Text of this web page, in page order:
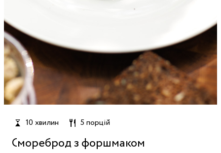
10 хвилин 5 порцій
Смореброд з форшмаком